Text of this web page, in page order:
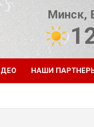
Минск,
Погода от
НАШИ